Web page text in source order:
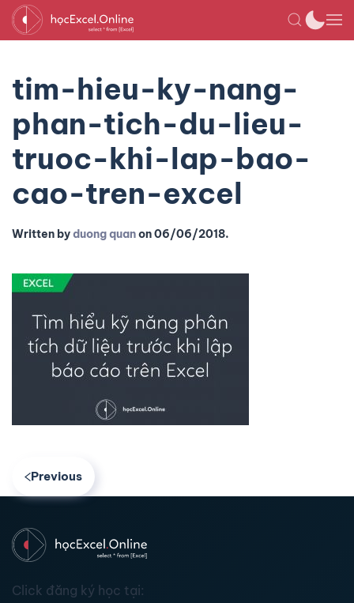
tim-hieu-ky-nang-
phan-tich-du-lieu-
truoc-khi-lap-bao-
cao-tren-excel
Written byduong quanon06/06/2018.
Previous
Click đăng ký học tại: